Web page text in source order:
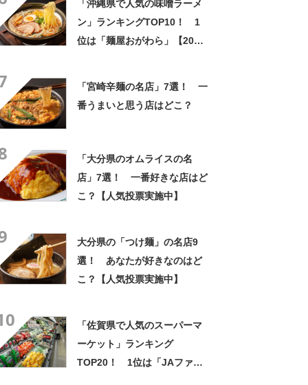
「沖縄県で人気の味噌ラーメ
ン」ランキングTOP10！ 1
位は「麺屋おがわら」【2024
「宮崎辛麺の名店」7選！ 一
番うまいと思う店はどこ？
「大分県のオムライスの名
店」7選！ 一番好きな店はど
こ？【人気投票実施中】
大分県の「つけ麺」の名店9
選！ あなたが好きなのはど
こ？【人気投票実施中】
「佐賀県で人気のスーパーマ
ーケット」ランキング
TOP20！ 1位は「JAファー